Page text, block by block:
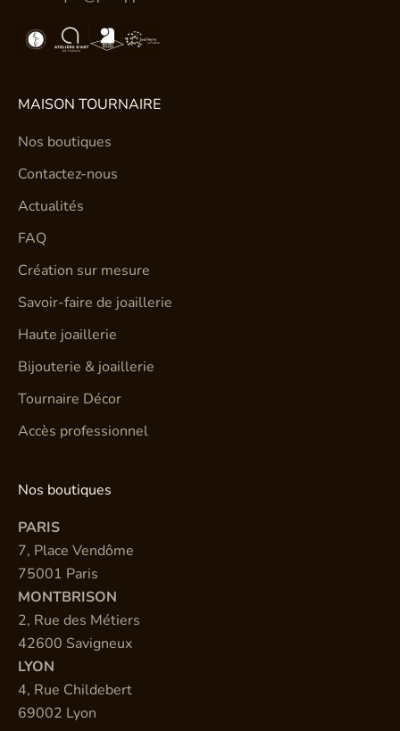
MAISON TOURNAIRE
Nos boutiques
Contactez-nous
Actualités
FAQ
Création sur mesure
Savoir-faire de joaillerie
Haute joaillerie
Bijouterie & joaillerie
Tournaire Décor
Accès professionnel
Nos boutiques
PARIS
7, Place Vendôme
75001 Paris
MONTBRISON
2, Rue des Métiers
42600 Savigneux
LYON
4, Rue Childebert
69002 Lyon